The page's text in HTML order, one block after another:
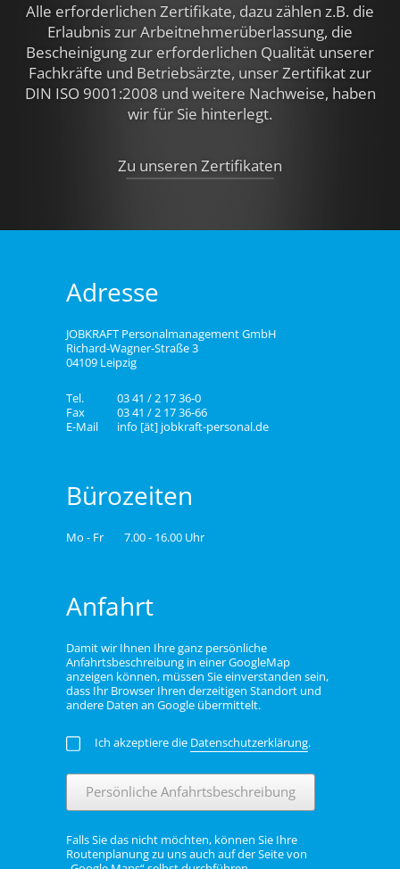
Alle erforderlichen Zertifikate, dazu zählen z.B. die
Erlaubnis zur Arbeitnehmerüberlassung, die
Bescheinigung zur erforderlichen Qualität unserer
Fachkräfte und Betriebsärzte, unser Zertifikat zur
DIN ISO 9001:2008 und weitere Nachweise, haben
wir für Sie hinterlegt.
Zu unseren Zertifikaten
Adresse
JOBKRAFT Personalmanagement GmbH
Richard-Wagner-Straße 3
04109 Leipzig
Tel.
03 41 / 2 17 36-0
Fax
03 41 / 2 17 36-66
E-Mail
info [ät] jobkraft-personal.de
Bürozeiten
Mo - Fr 7.00 - 16.00 Uhr
Anfahrt
Damit wir Ihnen Ihre ganz persönliche
Anfahrtsbeschreibung in einer GoogleMap
anzeigen können, müssen Sie einverstanden sein,
dass Ihr Browser Ihren derzeitigen Standort und
andere Daten an Google übermittelt.
Ich akzeptiere die Datenschutzerklärung.
Persönliche Anfahrtsbeschreibung
Falls Sie das nicht möchten, können Sie Ihre
Routenplanung zu uns auch auf der Seite von